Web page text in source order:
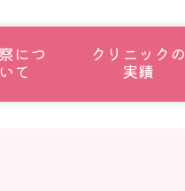
につ
いて
クリニックの
実績